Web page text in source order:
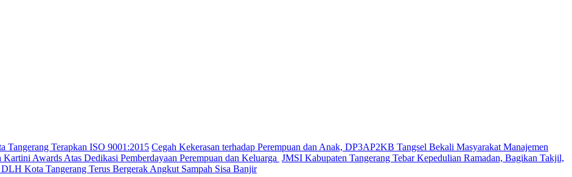
Tangerang Terapkan ISO 9001:2015 Cegah Kekerasan terhadap Perempuan dan Anak, DP3AP2KB Tangsel Bekali Masyarakat Manajemen
Awards Atas Dedikasi Pemberdayaan Perempuan dan Keluarga JMSI Kabupaten Tangerang Tebar Kepedulian Ramadan, Bagikan Takjil,
Kota Tangerang Terus Bergerak Angkut Sampah Sisa Banjir